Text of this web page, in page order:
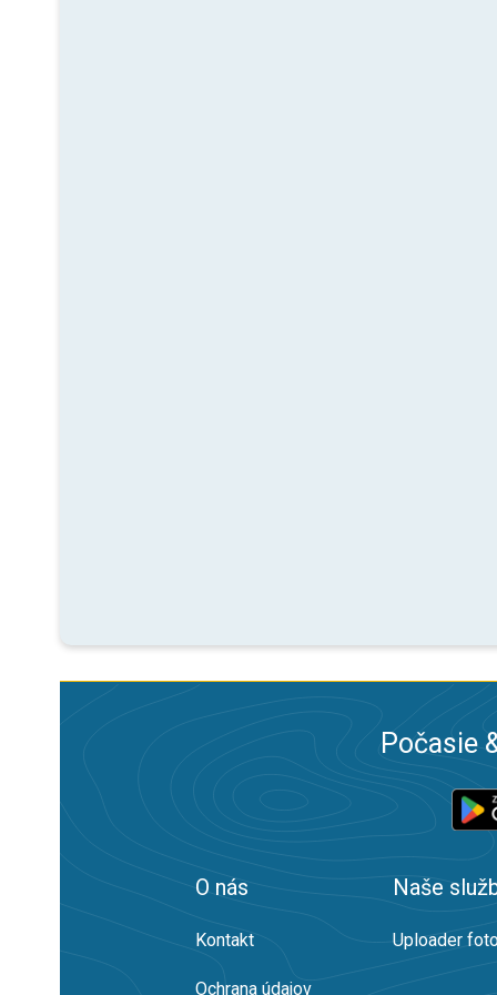
Počasie
O nás
Kontakt
Ochrana údajov
Naše
Uploader